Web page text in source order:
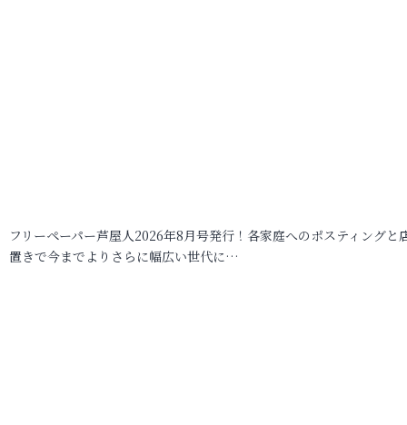
フリーペーパー芦屋人2026年8月号発行！各家庭へのポスティングと
置きで今までよりさらに幅広い世代に…